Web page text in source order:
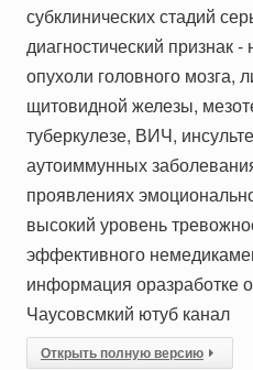
субклинических стадий
диагностический признак
опухоли головного мозга,
щитовидной железы,
туберкулезе, ВИЧ,
аутоиммунных
проявлениях
высокий уровень
эффективного
информация оразработке
Чаусовсмкий ютуб канал
Открыть полную версию